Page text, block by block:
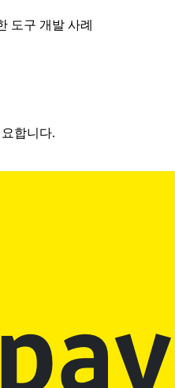
도구 개발 사례
합니다.